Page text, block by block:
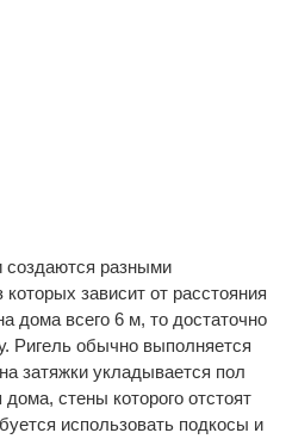
создаются разными
зависит от расстояния
дома всего 6 м, то достаточно
Ригель обычно выполняется
затяжки укладывается пол
стены которого отстоят
использовать подкосы и